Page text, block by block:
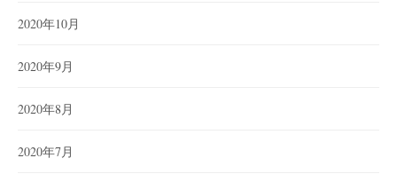
2020年10月
2020年9月
2020年8月
2020年7月